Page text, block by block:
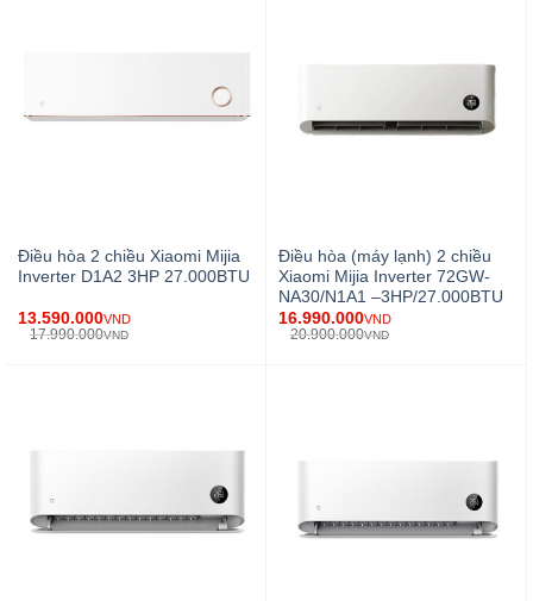
Điều hòa 2 chiều Xiaomi Mijia
Inverter D1A2 3HP 27.000BTU
13.590.000VND
17.990.000VND
Điều hòa (máy lạnh) 2 chiều
Xiaomi Mijia Inverter 72GW-
NA30/N1A1 –3HP/27.000BTU
16.990.000VND
20.900.000VND